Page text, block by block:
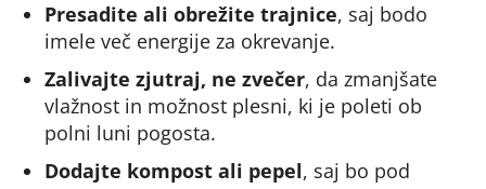
Presadite ali obrežite trajnice, saj bodo
imele več energije za okrevanje.
Zalivajte zjutraj, ne zvečer, da zmanjšate
vlažnost in možnost plesni, ki je poleti ob
polni luni pogosta.
Dodajte kompost ali pepel, saj bo pod